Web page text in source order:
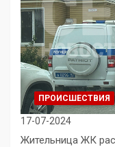
ПРОИСШЕСТВИЯ
17-07-2024
Жительница ЖК